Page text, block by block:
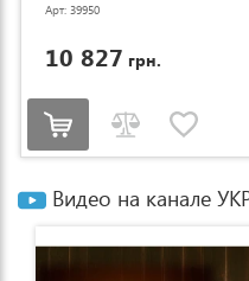
Арт: 39950
10 827 грн.
Видео на канале